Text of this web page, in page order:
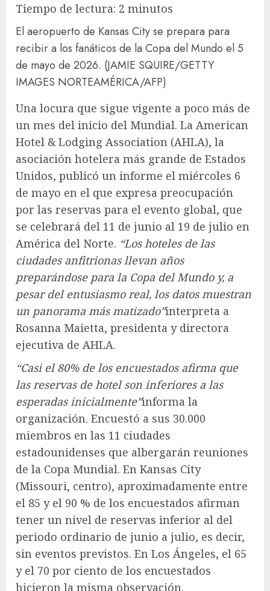
Tiempo de lectura: 2 minutos
El aeropuerto de Kansas City se prepara para
recibir a los fanáticos de la Copa del Mundo el 5
de mayo de 2026. (JAMIE SQUIRE/GETTY
IMAGES NORTEAMÉRICA/AFP)
Una locura que sigue vigente a poco más de
un mes del inicio del Mundial. La American
Hotel & Lodging Association (AHLA), la
asociación hotelera más grande de Estados
Unidos, publicó un informe el miércoles 6
de mayo en el que expresa preocupación
por las reservas para el evento global, que
se celebrará del 11 de junio al 19 de julio en
América del Norte. “Los hoteles de las
ciudades anfitrionas llevan años
preparándose para la Copa del Mundo y, a
pesar del entusiasmo real, los datos muestran
un panorama más matizado”interpreta a
Rosanna Maietta, presidenta y directora
ejecutiva de AHLA.
“Casi el 80% de los encuestados afirma que
las reservas de hotel son inferiores a las
esperadas inicialmente”informa la
organización. Encuestó a sus 30.000
miembros en las 11 ciudades
estadounidenses que albergarán reuniones
de la Copa Mundial. En Kansas City
(Missouri, centro), aproximadamente entre
el 85 y el 90 % de los encuestados afirman
tener un nivel de reservas inferior al del
periodo ordinario de junio a julio, es decir,
sin eventos previstos. En Los Ángeles, el 65
y el 70 por ciento de los encuestados
hicieron la misma observación.